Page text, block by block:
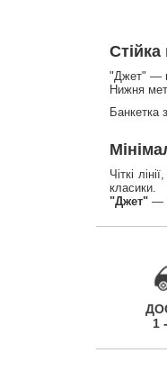
Стійка
"Джет" —
Нижня
Банкетка
Чіткі
класики.
"Джет" —
1